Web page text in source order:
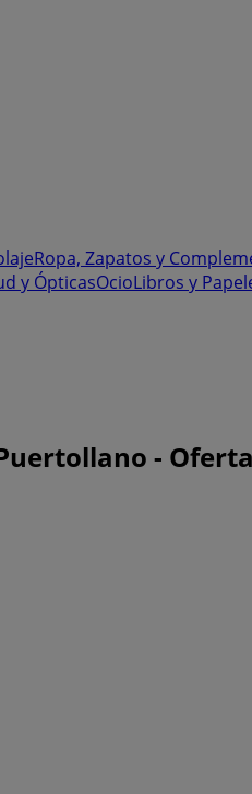
Ropa, Zapatos y
y ÓpticasOcioLibros y
-